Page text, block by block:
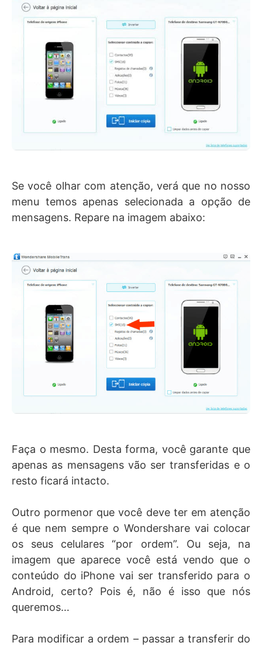
Se você olhar com atenção, verá que no nosso
menu temos apenas selecionada a opção de
mensagens. Repare na imagem abaixo:
Faça o mesmo. Desta forma, você garante que
apenas as mensagens vão ser transferidas e o
resto ficará intacto.
Outro pormenor que você deve ter em atenção
é que nem sempre o Wondershare vai colocar
os seus celulares “por ordem”. Ou seja, na
imagem que aparece você está vendo que o
conteúdo do iPhone vai ser transferido para o
Android, certo? Pois é, não é isso que nós
queremos…
Para modificar a ordem – passar a transferir do